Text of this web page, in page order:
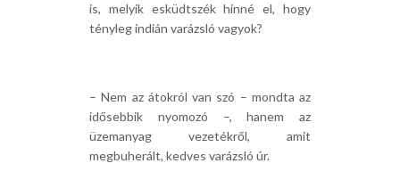
is, melyik esküdtszék hinné el, hogy
tényleg indián varázsló vagyok?
– Nem az átokról van szó – mondta az
idősebbik nyomozó –, hanem az
üzemanyag vezetékről, amit
megbuherált, kedves varázsló úr.